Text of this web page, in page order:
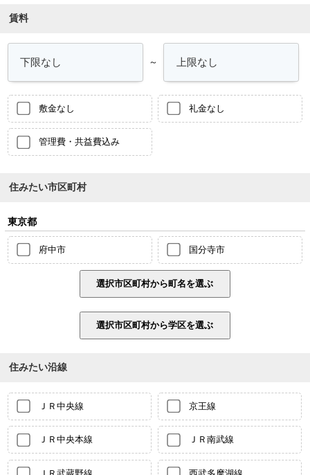
賃料
～
敷金なし 礼金なし
管理費・共益費込み
住みたい市区町村
東京都
府中市 国分寺市
住みたい沿線
ＪＲ中央線 京王線
ＪＲ中央本線 ＪＲ南武線